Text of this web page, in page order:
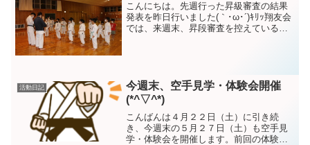
こんにちは。先週行った昇級審査の結果
発表を昨日行いました(｀･ω･´)ｷﾘｯ翔友会
では、来週末、昇段審査を控えている子
活動日記
今週末、空手見学・体験会開催
(*^▽^*)
こんばんは４月２２日（土）に引き続
き、今週末の５月２７日（土）も空手見
学・体験会を開催します。前回の体験会